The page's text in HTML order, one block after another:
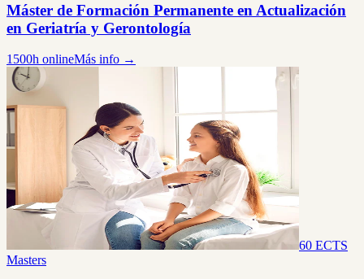
Máster de Formación Permanente en Actualización
en Geriatría y Gerontología
1500h onlineMás info →
60 ECTS
Masters